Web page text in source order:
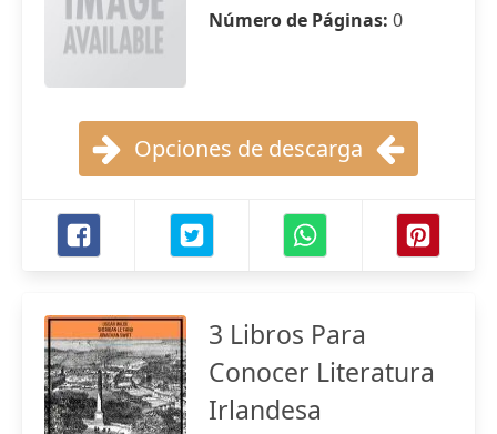
Número de Páginas: 0
Opciones de descarga
3 Libros Para
Conocer Literatura
Irlandesa